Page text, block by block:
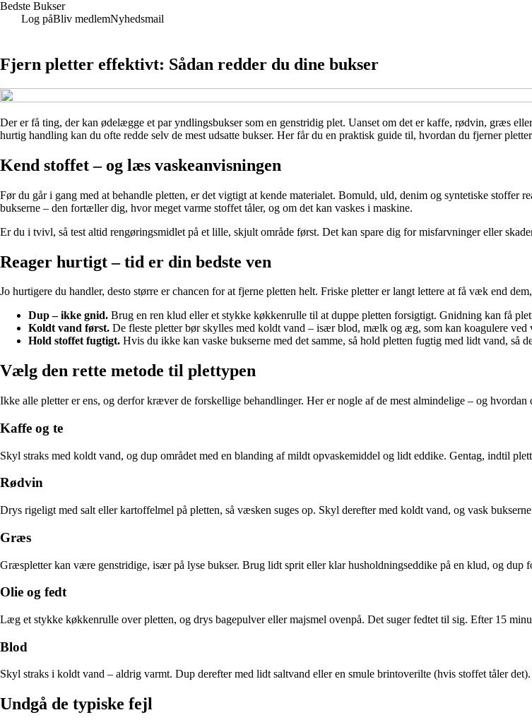
Bedste Bukser
Log påBliv medlemNyhedsmail
Fjern pletter effektivt: Sådan redder du dine bukser
Der er få ting, der kan ødelægge et par yndlingsbukser som en genstridig plet. Uanset om det er kaffe, rødvin, græs
hurtig handling kan du ofte redde selv de mest udsatte bukser. Her får du en praktisk guide til, hvordan du fjerner
Kend stoffet – og læs vaskeanvisningen
Før du går i gang med at behandle pletten, er det vigtigt at kende materialet. Bomuld, uld, denim og syntetiske stoffer
bukserne – den fortæller dig, hvor meget varme stoffet tåler, og om det kan vaskes i maskine.
Er du i tvivl, så test altid rengøringsmidlet på et lille, skjult område først. Det kan spare dig for misfarvninger eller
Reager hurtigt – tid er din bedste ven
Jo hurtigere du handler, desto større er chancen for at fjerne pletten helt. Friske pletter er langt lettere at få væk end
Dup – ikke gnid. Brug en ren klud eller et stykke køkkenrulle til at duppe pletten forsigtigt. Gnidning kan få
Koldt vand først. De fleste pletter bør skylles med koldt vand – især blod, mælk og æg, som kan koagulere ved
Hold stoffet fugtigt. Hvis du ikke kan vaske bukserne med det samme, så hold pletten fugtig med lidt vand, så
Vælg den rette metode til plettypen
Ikke alle pletter er ens, og derfor kræver de forskellige behandlinger. Her er nogle af de mest almindelige – og hvordan
Kaffe og te
Skyl straks med koldt vand, og dup området med en blanding af mildt opvaskemiddel og lidt eddike. Gentag, indtil
Rødvin
Drys rigeligt med salt eller kartoffelmel på pletten, så væsken suges op. Skyl derefter med koldt vand, og vask
Græs
Græspletter kan være genstridige, især på lyse bukser. Brug lidt sprit eller klar husholdningseddike på en klud, og dup
Olie og fedt
Læg et stykke køkkenrulle over pletten, og drys bagepulver eller majsmel ovenpå. Det suger fedtet til sig. Efter 15
Blod
Skyl straks i koldt vand – aldrig varmt. Dup derefter med lidt saltvand eller en smule brintoverilte (hvis stoffet tåler
Undgå de typiske fejl